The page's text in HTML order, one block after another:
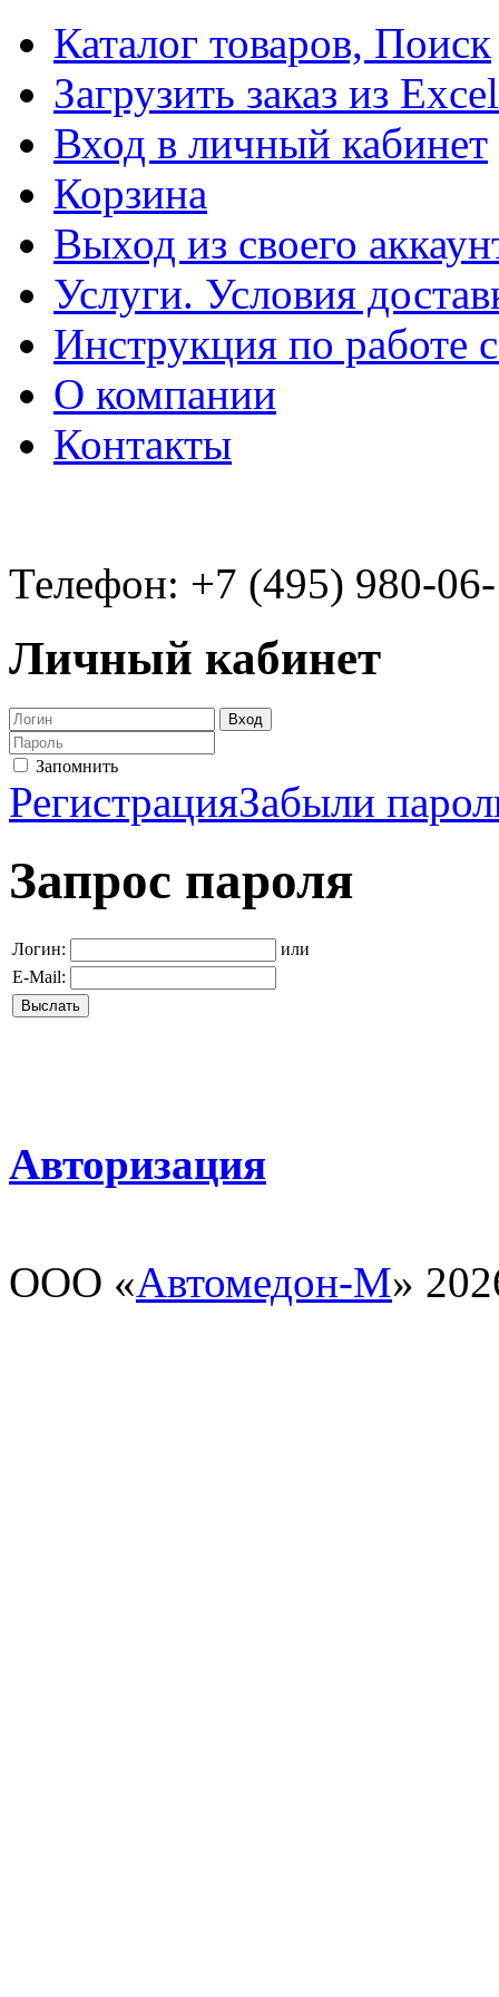
Каталог товаров, Поиск
Загрузить заказ из Excel
Вход в личный кабинет
Корзина
Выход из своего
Услуги. Условия
Инструкция по работе
О компании
Контакты
Телефон: +7 (495) 980-
Личный кабинет
Запомнить
РегистрацияЗабыли
Запрос пароля
Логин:
или
E-Mail:
Авторизация
ООО «Автомедон-М»